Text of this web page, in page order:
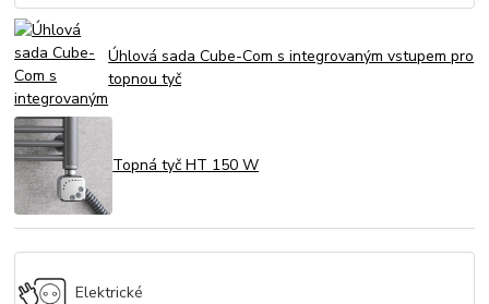
Úhlová sada Cube-Com s integrovaným vstupem pro
topnou tyč
Topná tyč HT 150 W
Elektrické